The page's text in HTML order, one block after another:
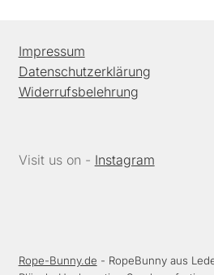
Impressum
Datenschutzerklärung
Widerrufsbelehrung
Visit us on - Instagram
Rope-Bunny.de - RopeBunny aus